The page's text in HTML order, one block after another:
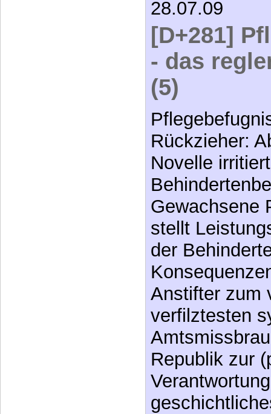
28.07.09
[D+281]
- das
(5)
Rückzieher:
Novelle irritiert
Gewachsene
stellt
der
Anstifter zum
verfilztesten
Republik zur